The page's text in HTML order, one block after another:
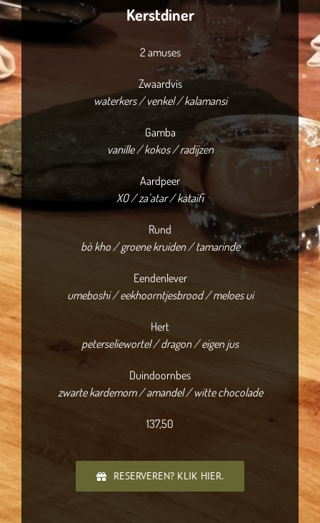
Kerstdiner
2 amuses
Zwaardvis
waterkers / venkel / kalamansi
Gamba
vanille / kokos / radijzen
Aardpeer
XO / za’atar / kataifi
Rund
bò kho / groene kruiden / tamarinde
Eendenlever
umeboshi / eekhoorntjesbrood / meloes ui
Hert
peterseliewortel / dragon / eigen jus
Duindoornbes
zwarte kardemom / amandel / witte chocolade
137,50
RESERVEREN? KLIK HIER.